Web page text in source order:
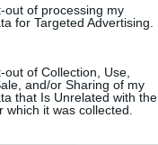
out of processing my
for Targeted Advertising.
out of Collection, Use,
and/or Sharing of my
that Is Unrelated with the
which it was collected.
in questo hotel?
dettagli